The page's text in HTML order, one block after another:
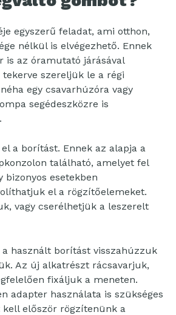
egyszerű feladat, ami otthon,
nélkül is elvégezhető. Ennek
is az óramutató járásával
szereljük le a régi
egy csavarhúzóra vagy
segédeszközre is
a borítást. Ennek az alapja a
található, amelyet fel
bizonyos esetekben
el a rögzítőelemeket.
vagy cserélhetjük a leszerelt
a használt borítást visszahúzzuk
Az új alkatrészt rácsavarjuk,
fixáljuk a meneten.
adapter használata is szükséges
először rögzítenünk a